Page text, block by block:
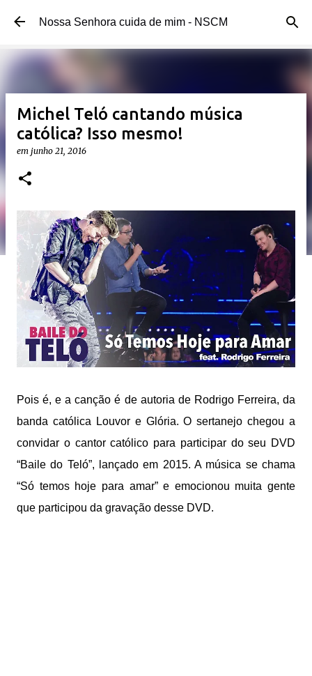
Pular para o conteúdo principal
Nossa Senhora cuida de mim - NSCM
Michel Teló cantando música
católica? Isso mesmo!
em junho 21, 2016
Pois é, e a canção é de autoria de Rodrigo Ferreira, da
banda católica Louvor e Glória. O sertanejo chegou a
convidar o cantor católico para participar do seu DVD
“Baile do Teló”, lançado em 2015. A música se chama
“Só temos hoje para amar” e emocionou muita gente
que participou da gravação desse DVD.